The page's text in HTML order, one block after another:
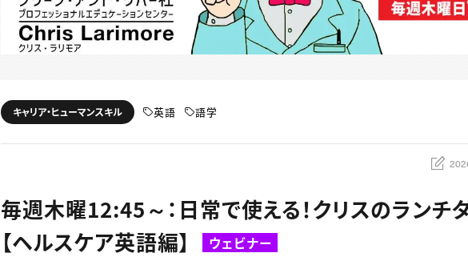
キャリア・ヒューマンスキル 英語 語学
毎週木曜12:45～：日常で使える！クリスのランチ
【ヘルスケア英語編】
ウェビナー